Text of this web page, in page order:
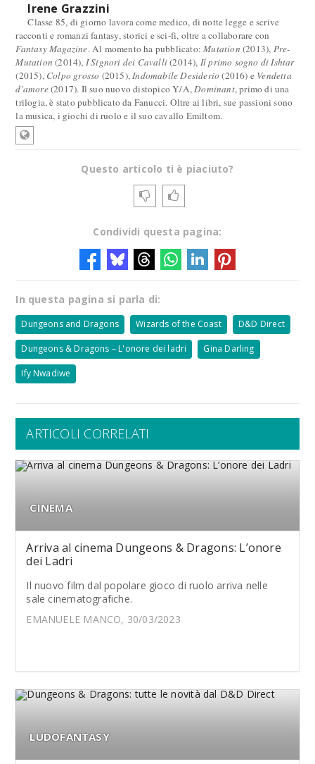
Irene Grazzini
Classe 85, di giorno lavora come medico, di notte legge e scrive
racconti e romanzi fantasy, storici e sci-fi, oltre a collaborare con
Fantasy Magazine. Al momento ha pubblicato:Mutation (2013), Pre-
Mutation (2014), I Signori dei Cavalli(2014), Il primo sogno di Ishtar
(2015), Colpo grosso (2015),Indomabile Desiderio (2016) e Vendetta
d'amore(2017). Il suo nuovo distopico Y/A,Dominant, primo di una
trilogia, è stato pubblicato da Fanucci. Oltre ai libri, sue passioni sono
la musica, i giochi di ruolo e il suo cavallo Emiltom.
Questo articolo ti è piaciuto?
Condividi questa pagina:
In questa pagina si parla di:
Dungeons and Dragons Wizards of the Coast D&D Direct
Dungeons & Dragons – L'onore dei ladri Gina Darling
Ify Nwadiwe
ARTICOLI CORRELATI
CINEMA
Arriva al cinema Dungeons & Dragons: L’onore
dei Ladri
Il nuovo film dal popolare gioco di ruolo arriva nelle
sale cinematografiche.
EMANUELE MANCO, 30/03/2023
LUDOFANTASY